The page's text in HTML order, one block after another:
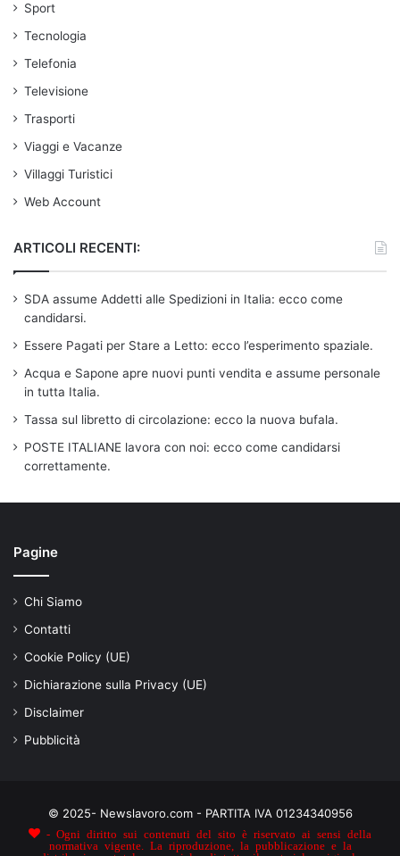
Sport
Tecnologia
Telefonia
Televisione
Trasporti
Viaggi e Vacanze
Villaggi Turistici
Web Account
ARTICOLI RECENTI:
SDA assume Addetti alle Spedizioni in Italia: ecco come
candidarsi.
Essere Pagati per Stare a Letto: ecco l’esperimento spaziale.
Acqua e Sapone apre nuovi punti vendita e assume personale
in tutta Italia.
Tassa sul libretto di circolazione: ecco la nuova bufala.
POSTE ITALIANE lavora con noi: ecco come candidarsi
correttamente.
Pagine
Chi Siamo
Contatti
Cookie Policy (UE)
Dichiarazione sulla Privacy (UE)
Disclaimer
Pubblicità
© 2025- Newslavoro.com - PARTITA IVA 01234340956
- Ogni diritto sui contenuti del sito è riservato ai sensi della
normativa vigente. La riproduzione, la pubblicazione e la